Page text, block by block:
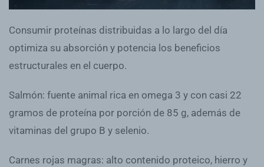
Consumir proteínas distribuidas a lo largo del día
optimiza su absorción y potencia los beneficios
estructurales en el cuerpo.
Salmón: fuente animal rica en omega 3 y con casi 22
gramos de proteína por porción de 85 g, además de
vitaminas del grupo B y selenio.
Carnes rojas magras: alto contenido proteico, hierro y